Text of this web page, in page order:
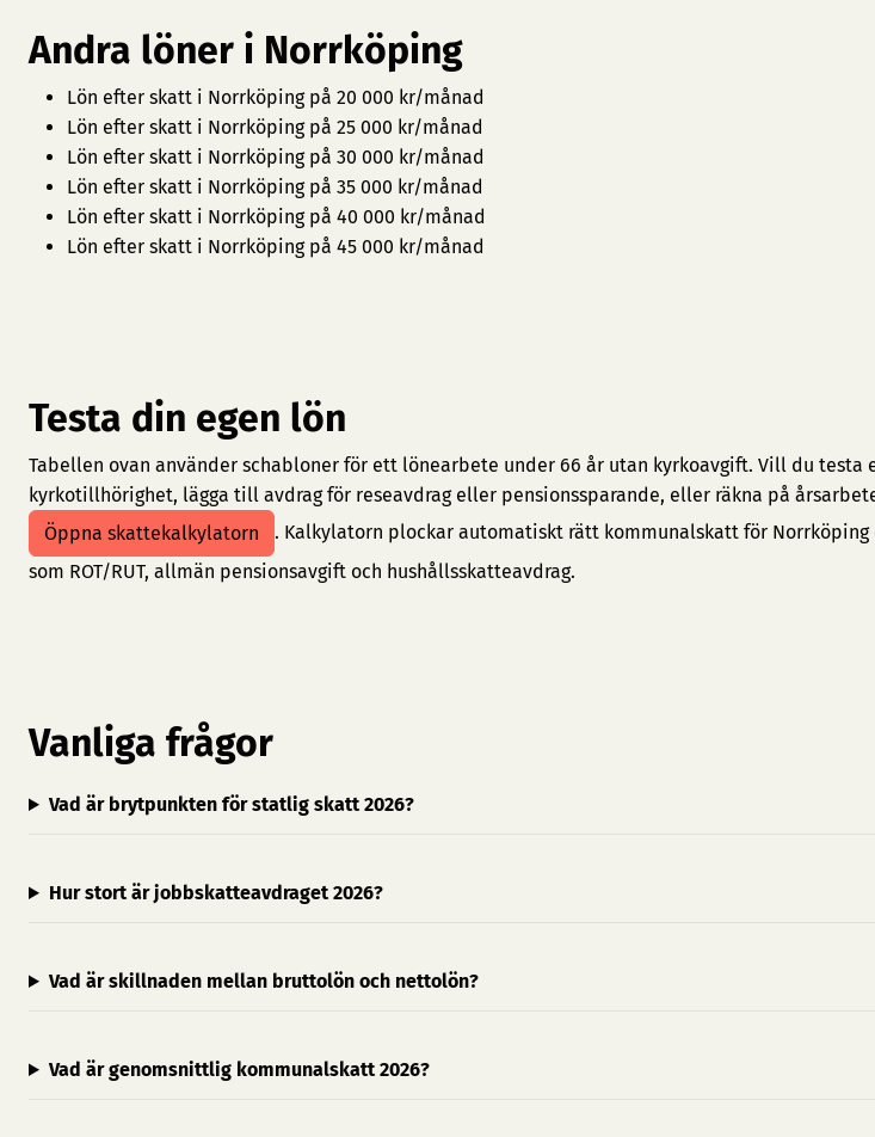
Andra löner i Norrköping
Lön efter skatt i Norrköping på 20 000 kr/månad
Lön efter skatt i Norrköping på 25 000 kr/månad
Lön efter skatt i Norrköping på 30 000 kr/månad
Lön efter skatt i Norrköping på 35 000 kr/månad
Lön efter skatt i Norrköping på 40 000 kr/månad
Lön efter skatt i Norrköping på 45 000 kr/månad
Testa din egen lön
Tabellen ovan använder schabloner för ett lönearbete under 66 år utan kyrkoavgift. Vill du testa
kyrkotillhörighet, lägga till avdrag för reseavdrag eller pensionssparande, eller räkna på
Öppna skattekalkylatorn
. Kalkylatorn plockar automatiskt rätt kommunalskatt för
som ROT/RUT, allmän pensionsavgift och hushållsskatteavdrag.
Vanliga frågor
Vad är brytpunkten för statlig skatt 2026?
Hur stort är jobbskatteavdraget 2026?
Vad är skillnaden mellan bruttolön och nettolön?
Vad är genomsnittlig kommunalskatt 2026?